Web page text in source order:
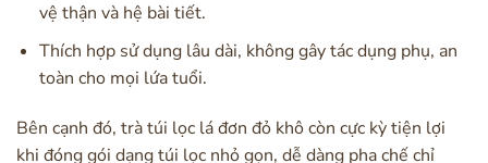
vệ thận và hệ bài tiết.
Thích hợp sử dụng lâu dài, không gây tác dụng phụ, an
toàn cho mọi lứa tuổi.
Bên cạnh đó, trà túi lọc lá đơn đỏ khô còn cực kỳ tiện lợi
khi đóng gói dạng túi lọc nhỏ gọn, dễ dàng pha chế chỉ